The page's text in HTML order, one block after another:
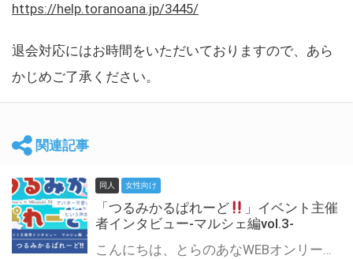
https://help.toranoana.jp/3445/
退会対応にはお時間をいただいておりますので、あら
かじめご了承ください。
関連記事
同人 女性向け
「つるみかるぱれーど
」イベント主催
者インタビュー-マルシェ編vol.3-
こんにちは、とらのあなWEBオンリー運営スタッフです。 新たにお届けする、イベント主催者インタビュー-マルシェ編-は、 とらのあなWEBオンリー「マルシェ」をご利用した主催様に 「マルシェ」を使って開催した感想や心がけをお聞きする企画です。 今回は、WEBオンリー初開催「つるみかるぱれーど